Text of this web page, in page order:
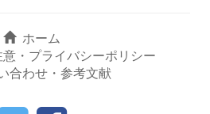
ホーム
・プライバシーポリシー
合わせ・参考文献